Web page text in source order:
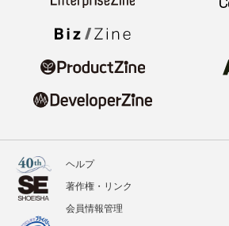
ヘルプ
著作権・リンク
会員情報管理